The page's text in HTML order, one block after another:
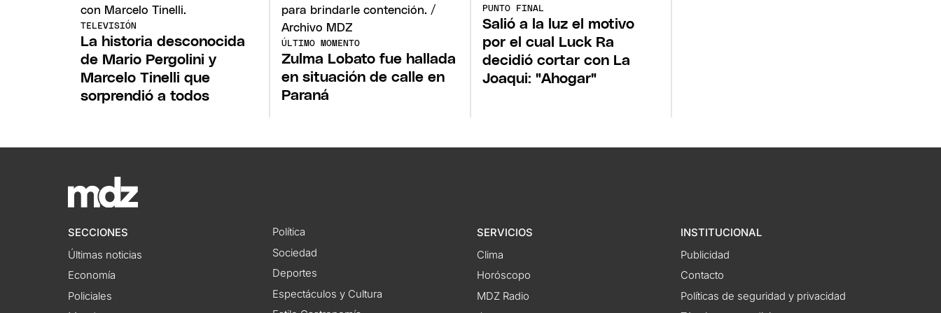
TELEVISIÓN
La historia desconocida
de Mario Pergolini y
Marcelo Tinelli que
sorprendió a todos
ÚLTIMO MOMENTO
Zulma Lobato fue hallada
en situación de calle en
Paraná
PUNTO FINAL
Salió a la luz el motivo
por el cual Luck Ra
decidió cortar con La
Joaqui: "Ahogar"
SECCIONES
Últimas noticias
Economía
Policiales
Política
Sociedad
Deportes
Espectáculos y Cultura
SERVICIOS
Clima
Horóscopo
MDZ Radio
INSTITUCIONAL
Publicidad
Contacto
Políticas de seguridad y privacidad